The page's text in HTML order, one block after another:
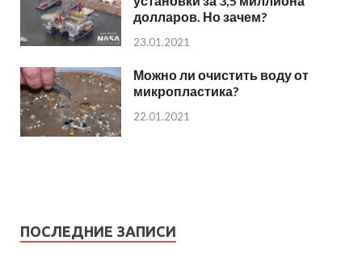
долларов. Но зачем?
23.01.2021
Можно ли очистить воду от
микропластика?
22.01.2021
ПОСЛЕДНИЕ ЗАПИСИ